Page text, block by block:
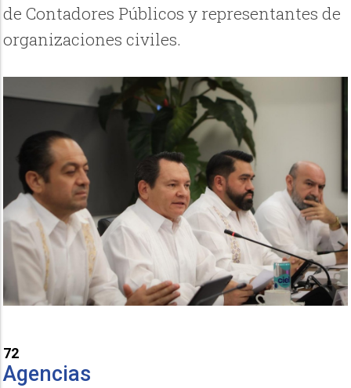
de Contadores Públicos y representantes de
organizaciones civiles.
72
Agencias